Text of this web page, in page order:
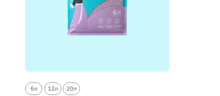
6л 12л 20л